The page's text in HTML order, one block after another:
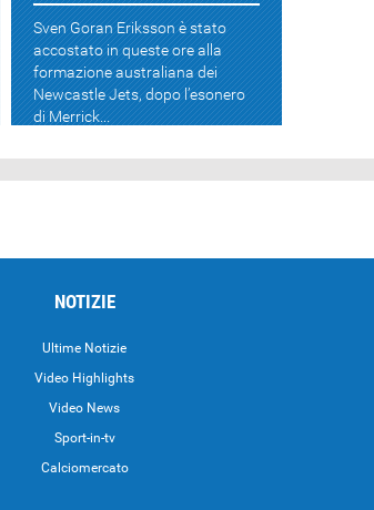
Sven Goran Eriksson è stato
accostato in queste ore alla
formazione australiana dei
Newcastle Jets, dopo l’esonero
di Merrick...
NOTIZIE
Ultime Notizie
Video Highlights
Video News
Sport-in-tv
Calciomercato